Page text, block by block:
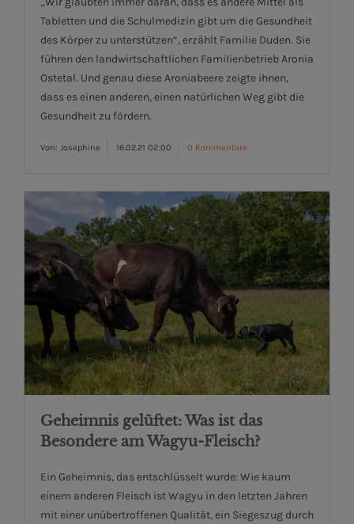
Tabletten und die Schulmedizin gibt um die Gesundheit
des Körper zu unterstützen“, erzählt Familie Duden. Sie
führen den landwirtschaftlichen Familienbetrieb Aronia
Ostetal. Und genau diese Aroniabeere zeigte ihnen,
dass es einen anderen, einen natürlichen Weg gibt die
Gesundheit zu fördern.
Von: Josephine 16.02.21 02:00 0 Kommentare
Geheimnis gelüftet: Was ist das
Besondere am Wagyu-Fleisch?
Ein Geheimnis, das entschlüsselt wurde: Wie kaum
einem anderen Fleisch ist Wagyu in den letzten Jahren
mit einer unübertroffenen Qualität, ein Siegeszug durch